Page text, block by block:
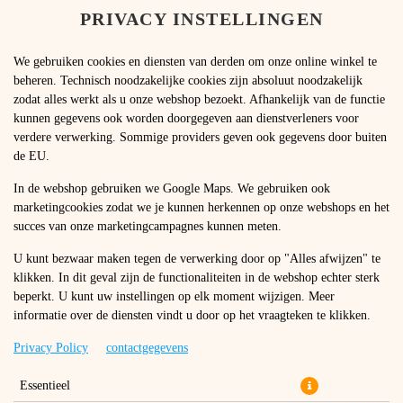
NL
TAAL WIJZIGEN
PRIVACY INSTELLINGEN
We gebruiken cookies en diensten van derden om onze online winkel te
beheren. Technisch noodzakelijke cookies zijn absoluut noodzakelijk
zodat alles werkt als u onze webshop bezoekt. Afhankelijk van de functie
kunnen gegevens ook worden doorgegeven aan dienstverleners voor
verdere verwerking. Sommige providers geven ook gegevens door buiten
de EU.
In de webshop gebruiken we Google Maps. We gebruiken ook
marketingcookies zodat we je kunnen herkennen op onze webshops en het
succes van onze marketingcampagnes kunnen meten.
U kunt bezwaar maken tegen de verwerking door op "Alles afwijzen" te
klikken. In dit geval zijn de functionaliteiten in de webshop echter sterk
beperkt. U kunt uw instellingen op elk moment wijzigen. Meer
informatie over de diensten vindt u door op het vraagteken te klikken.
Privacy Policy contactgegevens
Essentieel